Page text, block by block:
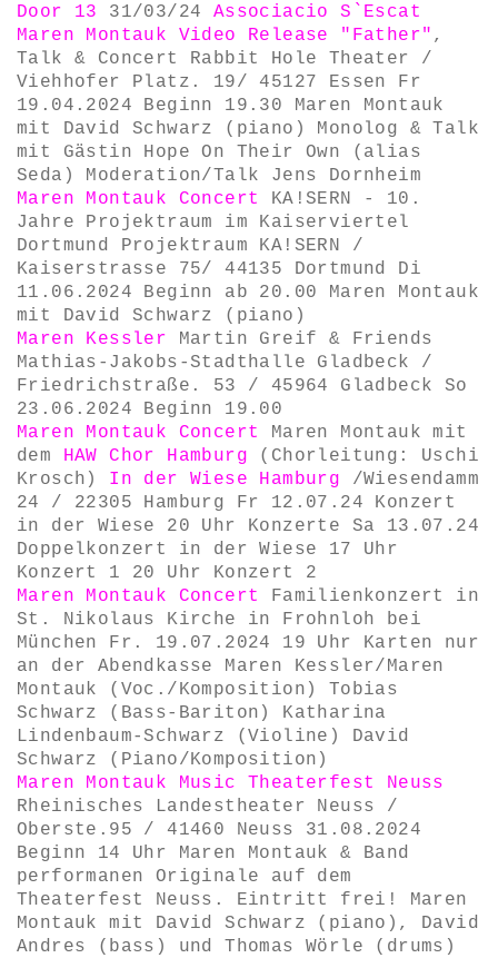
Door 13
31/03/24 Associacio S`Escat
Maren Montauk
Video Release "Father" ,
Talk & Concert Rabbit Hole Theater /
Viehhofer Platz. 19/ 45127 Essen Fr
19.04.2024 Beginn 19.30 Maren Montauk
mit David Schwarz (piano) Monolog & Talk
mit Gästin Hope On Their Own (alias
Seda) Moderation/Talk Jens Dornheim
Maren Montauk Concert
KA!SERN - 10.
Jahre Projektraum im Kaiserviertel
Dortmund Projektraum KA!SERN /
Kaiserstrasse 75/ 44135 Dortmund Di
11.06.2024 Beginn ab 20.00 Maren Montauk
mit David Schwarz (piano)
Maren Kessler Martin Greif & Friends
Mathias-Jakobs-Stadthalle Gladbeck /
Friedrichstraße. 53 / 45964 Gladbeck So
23.06.2024 Beginn 19.00
Maren Montauk Concert
Maren Montauk mit
dem HAW Chor Hamburg (Chorleitung: Uschi
Krosch) In der Wiese Hamburg /Wiesendamm
24 / 22305 Hamburg Fr 12.07.24 Konzert
in der Wiese 20 Uhr Konzerte Sa 13.07.24
Doppelkonzert in der Wiese 17 Uhr
Konzert 1 20 Uhr Konzert 2
Maren Montauk Concert
Familienkonzert in
St. Nikolaus Kirche in Frohnloh bei
München Fr. 19.07.2024 19 Uhr Karten nur
an der Abendkasse Maren Kessler/Maren
Montauk (Voc./Komposition) Tobias
Schwarz (Bass-Bariton) Katharina
Lindenbaum-Schwarz (Violine) David
Schwarz (Piano/Komposition)
Maren Montauk Music
Theaterfest Neuss
Rheinisches Landestheater Neuss /
Oberste.95 / 41460 Neuss 31.08.2024
Beginn 14 Uhr Maren Montauk & Band
performanen Originale auf dem
Theaterfest Neuss. Eintritt frei! Maren
Montauk mit David Schwarz (piano), David
Andres (bass) und Thomas Wörle (drums)